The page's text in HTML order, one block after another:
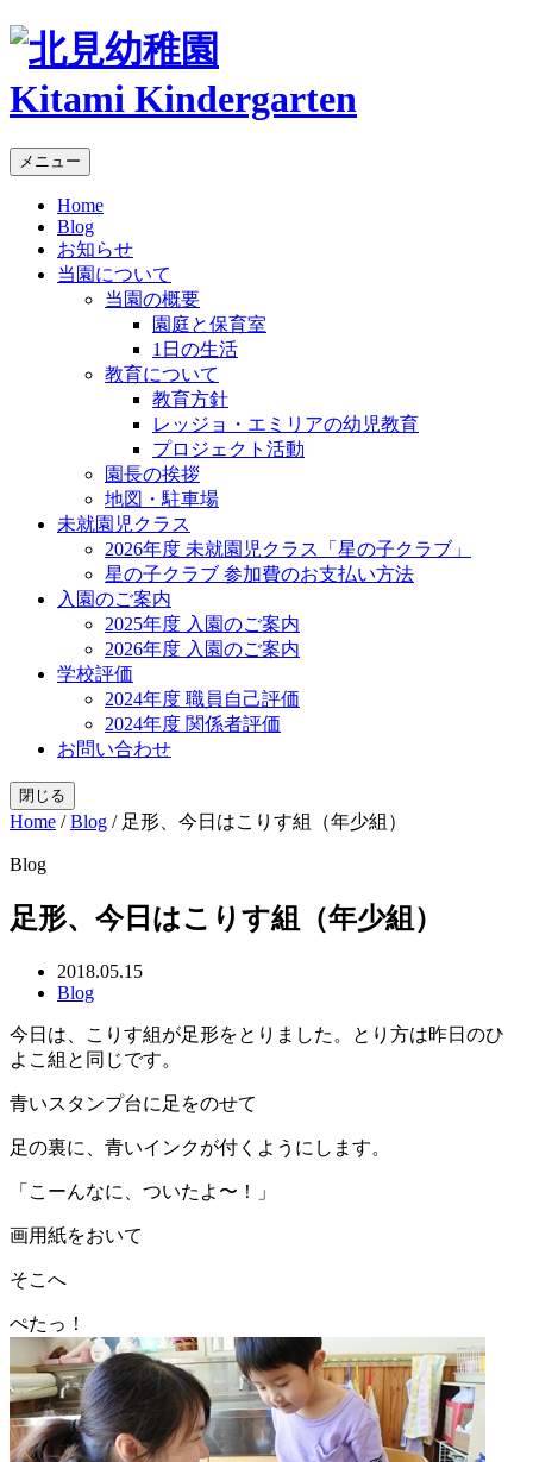
Kitami Kindergarten
メニュー
Home
Blog
お知らせ
当園について
当園の概要
園庭と保育室
1日の生活
教育について
教育方針
レッジョ・エミリアの幼児教育
プロジェクト活動
園長の挨拶
地図・駐車場
未就園児クラス
2026年度 未就園児クラス「星の子クラブ」
星の子クラブ 参加費のお支払い方法
入園のご案内
2025年度 入園のご案内
2026年度 入園のご案内
学校評価
2024年度 職員自己評価
2024年度 関係者評価
お問い合わせ
閉じる
Home /Blog / 足形、今日はこりす組（年少組）
Blog
足形、今日はこりす組（年少組）
2018.05.15
Blog
今日は、こりす組が足形をとりました。とり方は昨日のひ
よこ組と同じです。
青いスタンプ台に足をのせて
足の裏に、青いインクが付くようにします。
「こーんなに、ついたよ〜！」
画用紙をおいて
そこへ
ぺたっ！